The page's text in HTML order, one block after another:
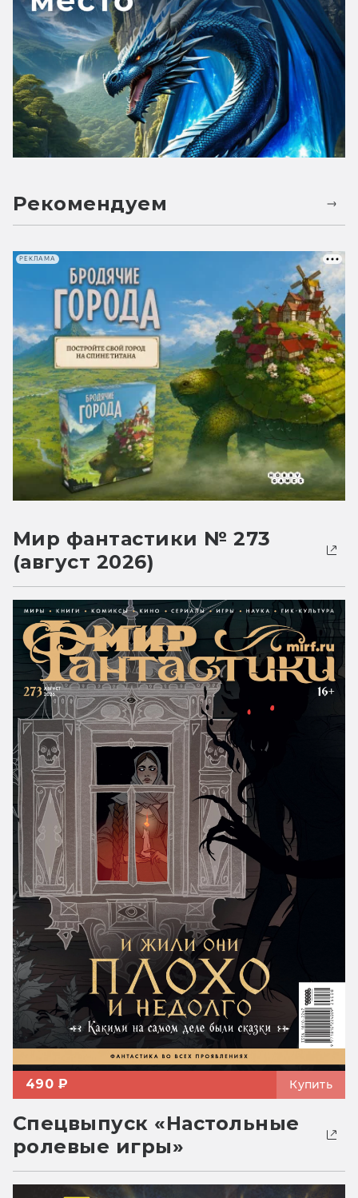
Рекомендуем
РЕКЛАМА
Мир фантастики № 273
(август 2026)
490 ₽ Купить
Спецвыпуск «Настольные
ролевые игры»